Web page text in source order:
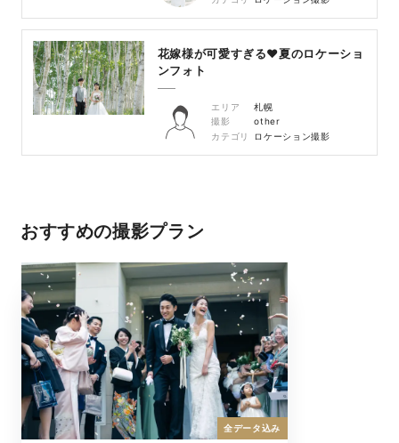
花嫁様が可愛すぎる♥夏のロケーショ
ンフォト
エリア
札幌
撮影
other
カテゴリ
ロケーション撮影
おすすめの撮影プラン
全データ込み